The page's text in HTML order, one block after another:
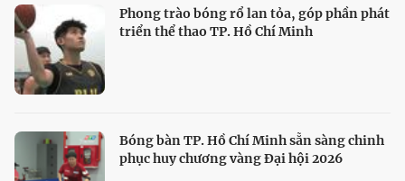
Phong trào bóng rổ lan tỏa, góp phần phát
triển thể thao TP. Hồ Chí Minh
Bóng bàn TP. Hồ Chí Minh sẵn sàng chinh
phục huy chương vàng Đại hội 2026